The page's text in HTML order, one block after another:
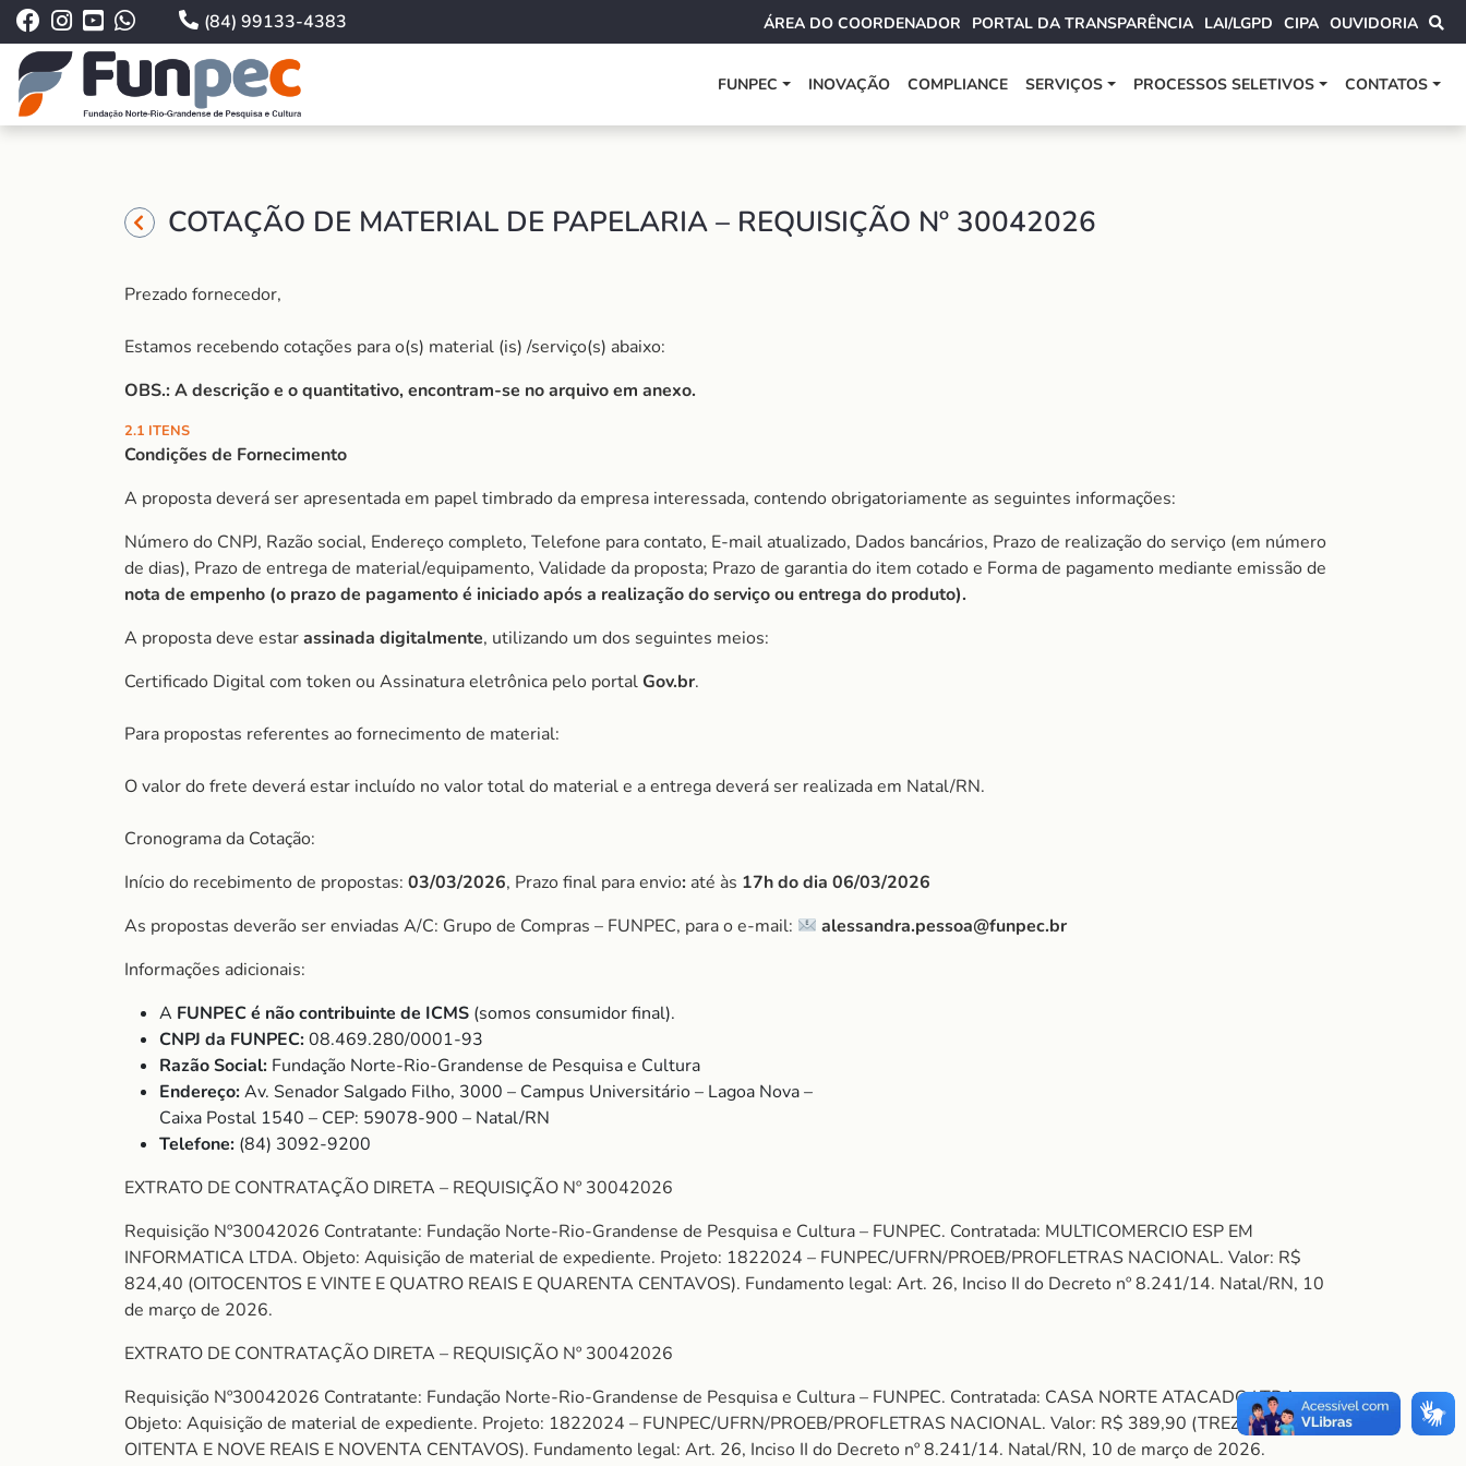
(84) 99133-4383 ÁREA DO COORDENADOR PORTAL DA TRANSPARÊNCIA LAI/LGPD CIPA OUVIDORIA
FUNPEC INOVAÇÃO COMPLIANCE SERVIÇOS PROCESSOS SELETIVOS CONTATOS
COTAÇÃO DE MATERIAL DE PAPELARIA – REQUISIÇÃO Nº 30042026
Prezado fornecedor,
Estamos recebendo cotações para o(s) material (is) /serviço(s) abaixo:
OBS.: A descrição e o quantitativo, encontram-se no arquivo em anexo.
2.1 ITENS
Condições de Fornecimento
A proposta deverá ser apresentada em papel timbrado da empresa interessada, contendo obrigatoriamente as seguintes informações:
Número do CNPJ, Razão social, Endereço completo, Telefone para contato, E-mail atualizado, Dados bancários, Prazo de realização do serviço (em número
de dias), Prazo de entrega de material/equipamento, Validade da proposta; Prazo de garantia do item cotado e Forma de pagamento mediante emissão de
nota de empenho (o prazo de pagamento é iniciado após a realização do serviço ou entrega do produto).
A proposta deve estarassinada digitalmente, utilizando um dos seguintes meios:
Certificado Digital com token ou Assinatura eletrônica pelo portalGov.br.
Para propostas referentes ao fornecimento de material:
O valor do frete deverá estar incluído no valor total do material e a entrega deverá ser realizada em Natal/RN.
Cronograma da Cotação:
Início do recebimento de propostas: 03/03/2026, Prazo final para envio: até às 17h do dia 06/03/2026
As propostas deverão ser enviadas A/C: Grupo de Compras – FUNPEC, para o e-mail:
alessandra.pessoa@funpec.br
Informações adicionais:
A FUNPEC é não contribuinte de ICMS (somos consumidor final).
CNPJ da FUNPEC:08.469.280/0001-93
Razão Social: Fundação Norte-Rio-Grandense de Pesquisa e Cultura
Endereço:Av. Senador Salgado Filho, 3000 – Campus Universitário – Lagoa Nova –
Caixa Postal 1540 – CEP: 59078-900 – Natal/RN
Telefone: (84) 3092-9200
EXTRATO DE CONTRATAÇÃO DIRETA – REQUISIÇÃO Nº 30042026
Requisição Nº30042026 Contratante: Fundação Norte-Rio-Grandense de Pesquisa e Cultura – FUNPEC. Contratada: MULTICOMERCIO ESP EM
INFORMATICA LTDA. Objeto: Aquisição de material de expediente. Projeto: 1822024 – FUNPEC/UFRN/PROEB/PROFLETRAS NACIONAL. Valor: R$
824,40 (OITOCENTOS E VINTE E QUATRO REAIS E QUARENTA CENTAVOS). Fundamento legal: Art. 26, Inciso II do Decreto nº 8.241/14. Natal/RN, 10
de março de 2026.
EXTRATO DE CONTRATAÇÃO DIRETA – REQUISIÇÃO Nº 30042026
Requisição Nº30042026 Contratante: Fundação Norte-Rio-Grandense de Pesquisa e Cultura – FUNPEC. Contratada: CASA NORTE ATACADO LTDA.
Objeto: Aquisição de material de expediente. Projeto: 1822024 – FUNPEC/UFRN/PROEB/PROFLETRAS NACIONAL. Valor: R$ 389,90 (TREZENTOS E
OITENTA E NOVE REAIS E NOVENTA CENTAVOS). Fundamento legal: Art. 26, Inciso II do Decreto nº 8.241/14. Natal/RN, 10 de março de 2026.